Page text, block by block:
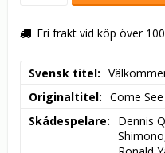
Fri frakt vid köp över
Svensk titel
Originaltitel
Come
Skådespelare
Dennis